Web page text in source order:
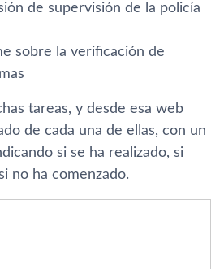
de supervisión de la policía
sobre la verificación de
tareas, y desde esa web
de cada una de ellas, con un
si se ha realizado, si
no ha comenzado.